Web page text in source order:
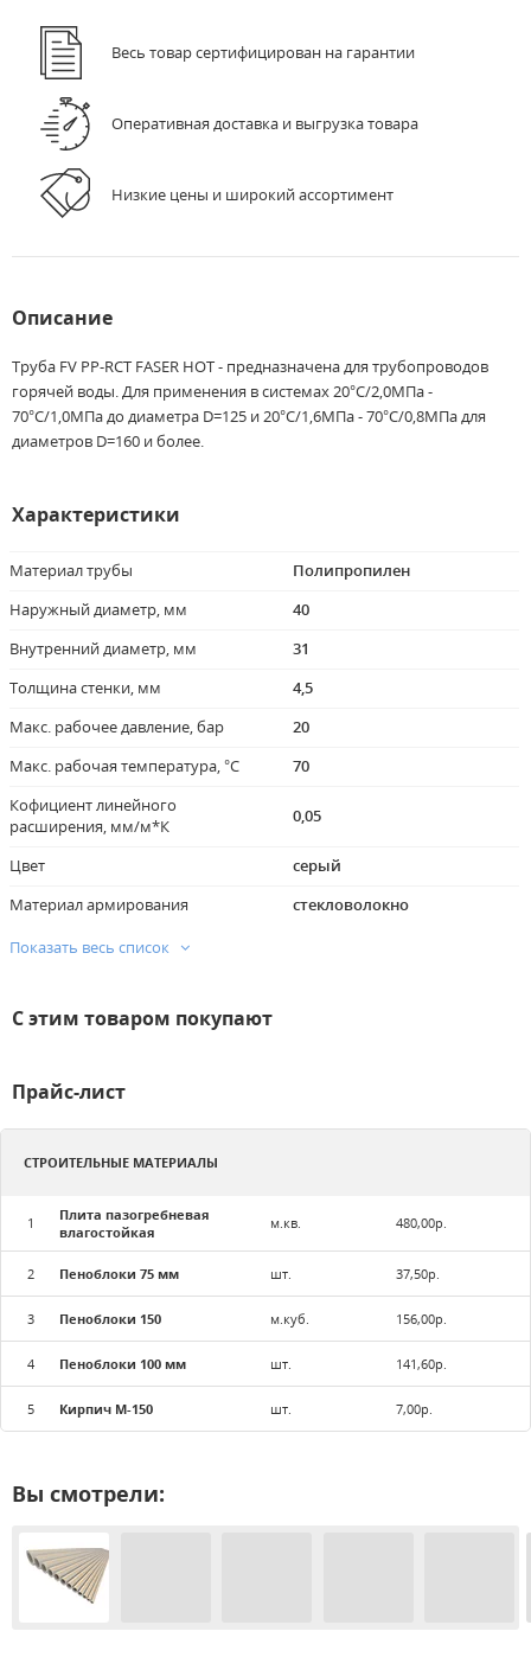
Весь товар сертифицирован на гарантии
Оперативная доставка и выгрузка товара
Низкие цены и широкий ассортимент
Описание
Труба FV PP-RCT FASER HOT - предназначена для трубопроводов
горячей воды. Для применения в системах 20°C/2,0МПа -
70°C/1,0МПа до диаметра D=125 и 20°C/1,6МПа - 70°C/0,8МПа для
диаметров D=160 и более.
Характеристики
Материал трубы
Полипропилен
Наружный диаметр, мм
40
Внутренний диаметр, мм
31
Толщина стенки, мм
4,5
Макс. рабочее давление, бар
20
Макс. рабочая температура, °C
70
Кофициент линейного
расширения, мм/м*К
0,05
Цвет
серый
Материал армирования
стекловолокно
Показать весь список
С этим товаром покупают
Прайс-лист
СТРОИТЕЛЬНЫЕ МАТЕРИАЛЫ
1
Плита пазогребневая
влагостойкая
м.кв. 480,00р.
2 Пеноблоки 75 мм шт. 37,50р.
3 Пеноблоки 150 м.куб. 156,00р.
4 Пеноблоки 100 мм шт. 141,60р.
5 Кирпич М-150 шт. 7,00р.
Вы смотрели: